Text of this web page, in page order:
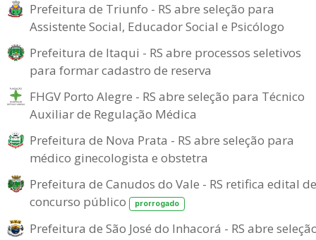
Prefeitura de Triunfo - RS abre seleção para
Assistente Social, Educador Social e Psicólogo
Prefeitura de Itaqui - RS abre processos seletivos
para formar cadastro de reserva
FHGV Porto Alegre - RS abre seleção para Técnico
Auxiliar de Regulação Médica
Prefeitura de Nova Prata - RS abre seleção para
médico ginecologista e obstetra
Prefeitura de Canudos do Vale - RS retifica edital de
concurso público
prorrogado
Prefeitura de São José do Inhacorá - RS abre